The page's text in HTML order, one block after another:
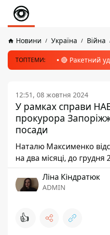
Новини Україна Війна
ТОПТЕМИ: 🔴 Ракетний
12:51, 08 жовтня 2024
У рамках справи
прокурора
посади
Наталю Максименко
на два місяці, до грудня
Ліна Кіндратюк
ADMIN
👍